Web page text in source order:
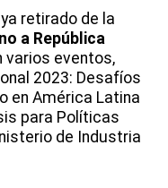
retirado de la
a República
varios eventos,
2023: Desafíos
en América Latina
para Políticas
de Industria